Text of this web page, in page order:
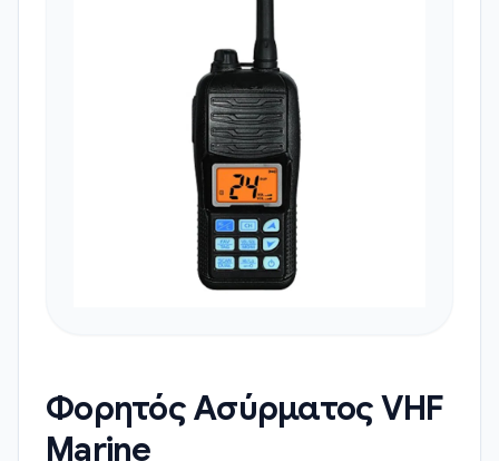
Φορητός Ασύρματος VHF
Marine